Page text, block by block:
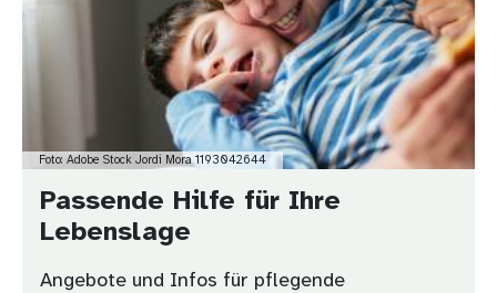
Foto: Adobe Stock Jordi Mora 1193042644
Passende Hilfe für Ihre
Lebenslage
Angebote und Infos für pflegende